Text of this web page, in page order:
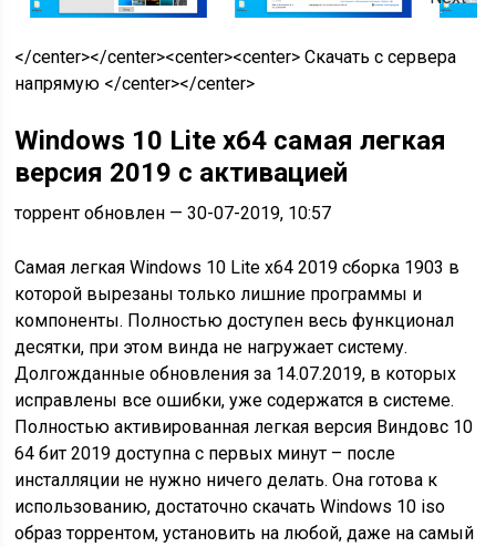
</center></center><center><center> Скачать с сервера
напрямую </center></center>
Windows 10 Lite x64 самая легкая
версия 2019 с активацией
торрент обновлен — 30-07-2019, 10:57
Самая легкая Windows 10 Lite x64 2019 сборка 1903 в
которой вырезаны только лишние программы и
компоненты. Полностью доступен весь функционал
десятки, при этом винда не нагружает систему.
Долгожданные обновления за 14.07.2019, в которых
исправлены все ошибки, уже содержатся в системе.
Полностью активированная легкая версия Виндовс 10
64 бит 2019 доступна с первых минут – после
инсталляции не нужно ничего делать. Она готова к
использованию, достаточно скачать Windows 10 iso
образ торрентом, установить на любой, даже на самый